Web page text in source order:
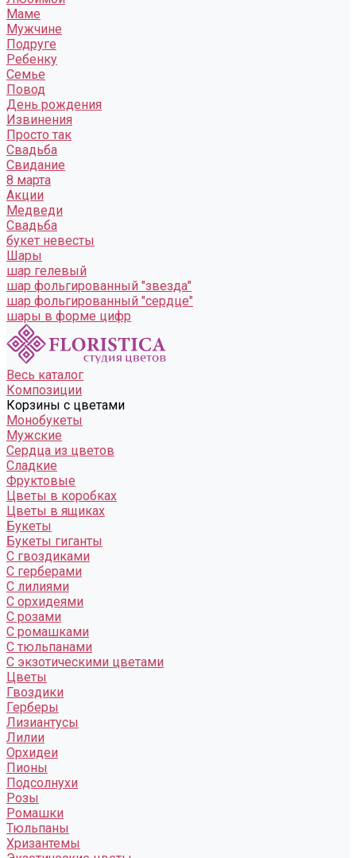
Маме
Мужчине
Подруге
Ребенку
Семье
Повод
День рождения
Извинения
Просто так
Свадьба
Свидание
8 марта
Акции
Медведи
Свадьба
букет невесты
Шары
шар гелевый
шар фольгированный "звезда"
шар фольгированный "сердце"
шары в форме цифр
Весь каталог
Композиции
Корзины с цветами
Монобукеты
Мужские
Сердца из цветов
Сладкие
Фруктовые
Цветы в коробках
Цветы в ящиках
Букеты
Букеты гиганты
С гвоздиками
С герберами
С лилиями
С орхидеями
С розами
С ромашками
С тюльпанами
С экзотическими цветами
Цветы
Гвоздики
Герберы
Лизиантусы
Лилии
Орхидеи
Пионы
Подсолнухи
Розы
Ромашки
Тюльпаны
Хризантемы